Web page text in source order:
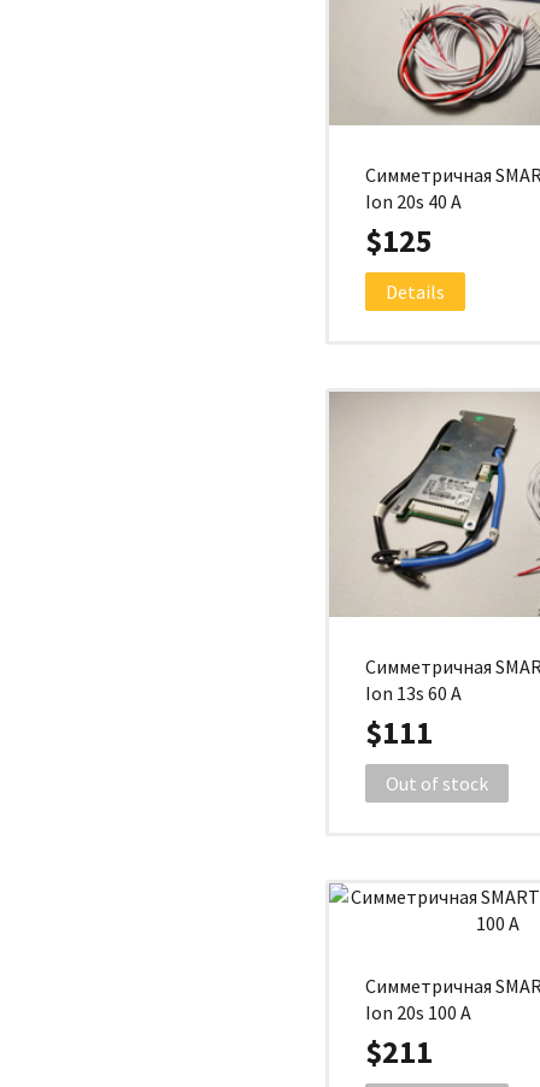
Симметричная
Ion 20s 40 A
$125
Details
Симметричная
Ion 13s 60 A
$111
Out of stock
Симметричная
Ion 20s 100 A
$211